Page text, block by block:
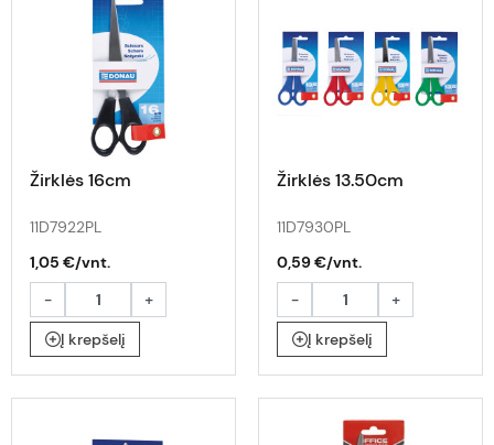
Žirklės 16cm
11D7922PL
1,05 €/vnt.
-
+
Į krepšelį
Žirklės 13.50cm
11D7930PL
0,59 €/vnt.
-
+
Į krepšelį